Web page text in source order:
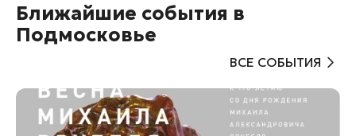
Ближайшие события в
Подмосковье
ВСЕ СОБЫТИЯ